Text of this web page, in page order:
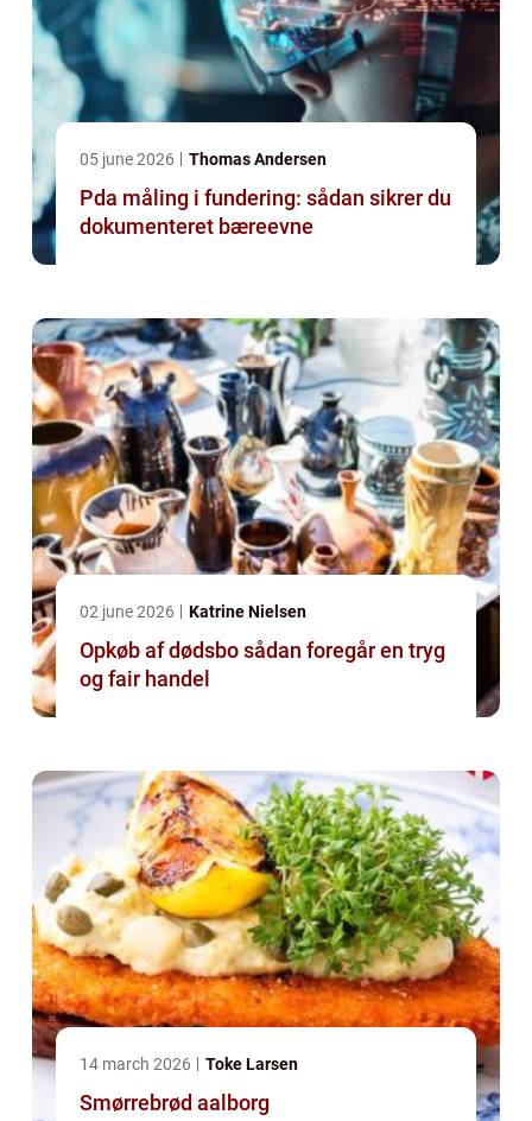
05 june 2026 Thomas Andersen
Pda måling i fundering: sådan sikrer du
dokumenteret bæreevne
02 june 2026 Katrine Nielsen
Opkøb af dødsbo sådan foregår en tryg
og fair handel
14 march 2026 Toke Larsen
Smørrebrød aalborg